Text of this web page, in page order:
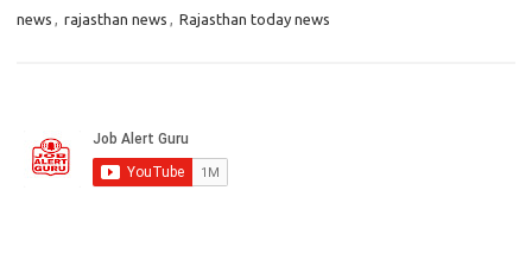
news , rajasthan news , Rajasthan today news